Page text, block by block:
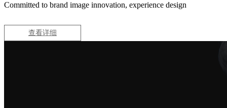
Committed to brand image innovation, experience design
查看详细